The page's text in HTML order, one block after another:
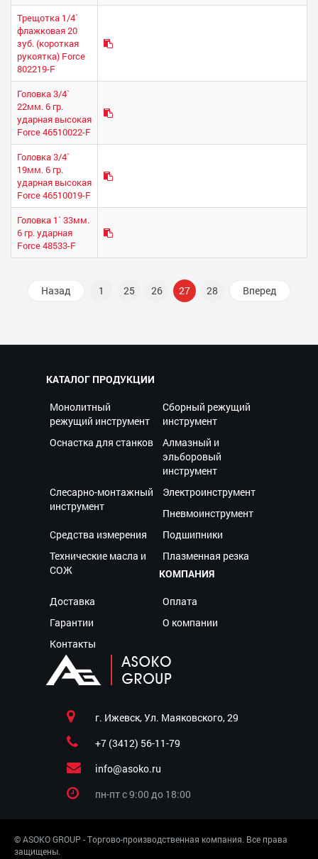
Трещотка 1/4`
флажковая 20
зуб. (короткая
рукоятка) Force
802219-F
Головка 3/4`
22мм. 6 гр.
ударная высокая
Force 46510022-F
Головка 3/4`
19мм. 6 гр.
ударная высокая
Force 46510019-F
Головка 1` 33мм.
6 гр. ударная
Force 48533-F
Назад 1 25 26 27 28 Вперед
КАТАЛОГ ПРОДУКЦИИ
Монолитный
режущий инструмент
Сборный режущий
инструмент
Оснастка для станков
Алмазный и
эльборовый
инструмент
Слесарно-монтажный
инструмент
Электроинструмент
Пневмоинструмент
Средства измерения
Подшипники
Технические масла и
СОЖ
Плазменная резка
КОМПАНИЯ
Доставка
Оплата
Гарантии
О компании
Контакты
г. Ижевск, Ул. Маяковского, 29
+7 (3412) 56-11-79
info@asoko.ru
пн-пт c 9:00 до 18:00
© ASOKO GROUP - Торгово-производственная компания. Все права
защищены.